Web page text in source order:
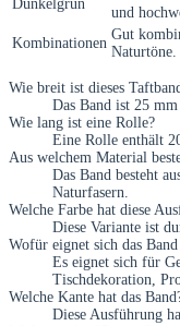
Dunkelgrün
und
Kombinationen
Gut
Naturtöne.
Wie breit ist dieses
Das Band ist 25
Wie lang ist eine Rolle?
Eine Rolle enthält
Aus welchem Material
Das Band besteht
Naturfasern.
Welche Farbe hat diese
Diese Variante ist
Wofür eignet sich das Band
Es eignet sich für
Tischdekoration,
Welche Kante hat das
Diese Ausführung